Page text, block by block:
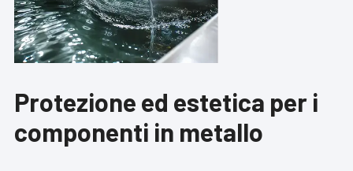
Protezione ed estetica peri
componenti in metallo